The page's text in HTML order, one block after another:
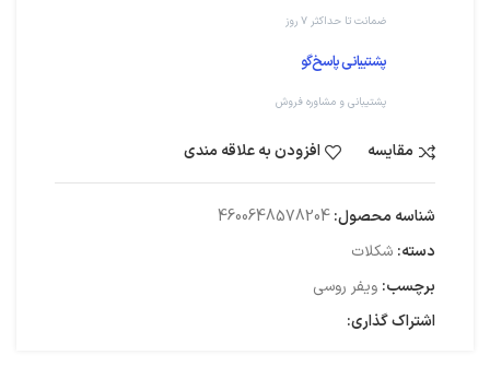
ضمانت تا حداکثر ۷ روز
پشتیبانی پاسخ‌گو
پشتیبانی و مشاوره فروش
مقایسه افزودن به علاقه مندی
شناسه محصول:4600648578204
دسته: شکلات
برچسب: ویفر روسی
اشتراک گذاری: